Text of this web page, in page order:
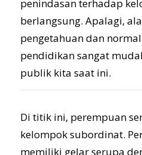
penindasan terhadap
berlangsung. Apalagi,
pengetahuan dan
pendidikan sangat
publik kita saat ini.
Di titik ini, perempuan
kelompok subordinat.
memiliki gelar serupa